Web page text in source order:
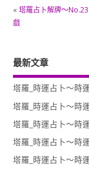
« 塔羅占卜解牌～
戲
最新文章
塔羅_時運占卜～時
塔羅_時運占卜～時
塔羅_時運占卜～時
塔羅_時運占卜～時
塔羅_時運占卜～時